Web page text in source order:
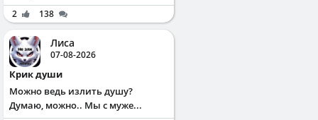
2 138
Лиса
07-08-2026
Крик души
Можно ведь излить душу?
Думаю, можно.. Мы с муже...